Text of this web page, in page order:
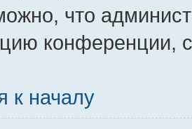
что
конференции,
к началу